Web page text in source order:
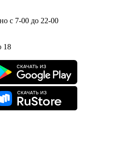
с 7-00 до 22-00
18